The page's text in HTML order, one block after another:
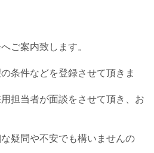
ご案内致します。
条件などを登録させて頂きま
担当者が面談をさせて頂き、お
疑問や不安でも構いませんの